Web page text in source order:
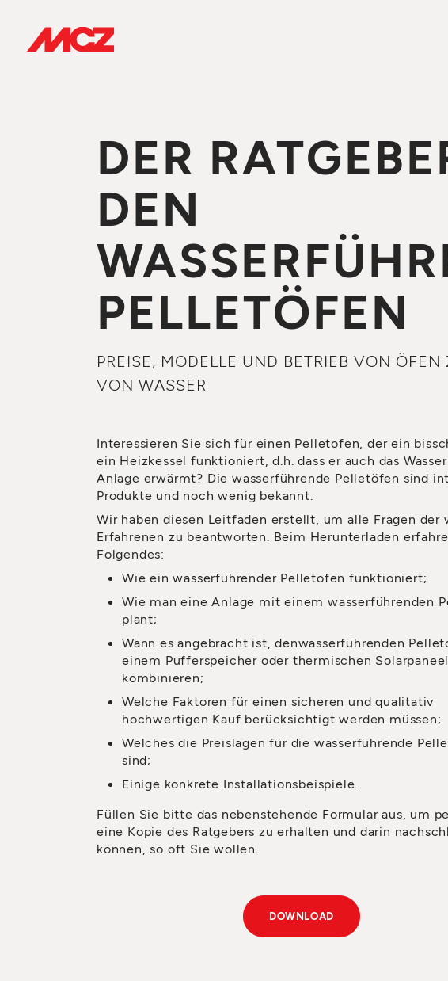
DER
DEN
PELLETÖFEN
PREISE, MODELLE UND BETRIEB VON
VON WASSER
Interessieren Sie sich für einen Pelletofen, der ein
ein Heizkessel funktioniert, d.h. dass er auch das
Anlage erwärmt? Die wasserführende Pelletöfen sind
Produkte und noch wenig bekannt.
Wir haben diesen Leitfaden erstellt, um alle Fragen der
Erfahrenen zu beantworten. Beim Herunterladen
Folgendes:
Wie ein wasserführender Pelletofen funktioniert;
Wie man eine Anlage mit einem wasserführenden
plant;
Wann es angebracht ist, denwasserführenden
einem Pufferspeicher oder thermischen
kombinieren;
Welche Faktoren für einen sicheren und qualitativ
hochwertigen Kauf berücksichtigt werden müssen;
Welches die Preislagen für die wasserführende
sind;
Einige konkrete Installationsbeispiele.
Füllen Sie bitte das nebenstehende Formular aus, um
eine Kopie des Ratgebers zu erhalten und darin
können, so oft Sie wollen.
DOWNLOAD